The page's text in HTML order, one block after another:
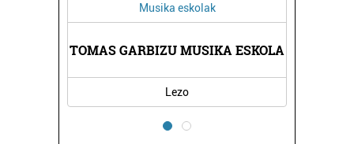
Musika eskolak
TOMAS GARBIZU MUSIKA ESKOLA